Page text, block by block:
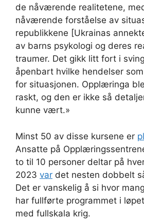
de nåværende realitetene,
nåværende forståelse av
republikkene [Ukrainas
av barns psykologi og deres
traumer. Det gikk litt fort i
åpenbart hvilke hendelser
for situasjonen. Opplæringa
raskt, og den er ikke så
kunne vært.»
Minst 50 av disse kursene er
Ansatte på
to til 10 personer deltar på
2023 var det nesten dobbelt
Det er vanskelig å si hvor
har fullførte programmet i
med fullskala krig.